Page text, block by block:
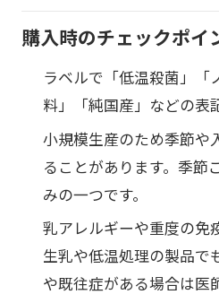
購入時のチェックポイ
ラベルで「低温殺菌」「
料」「純国産」などの表
小規模生産のため季節や
ることがあります。季節
みの一つです。
乳アレルギーや重度の免
生乳や低温処理の製品で
や既往症がある場合は医